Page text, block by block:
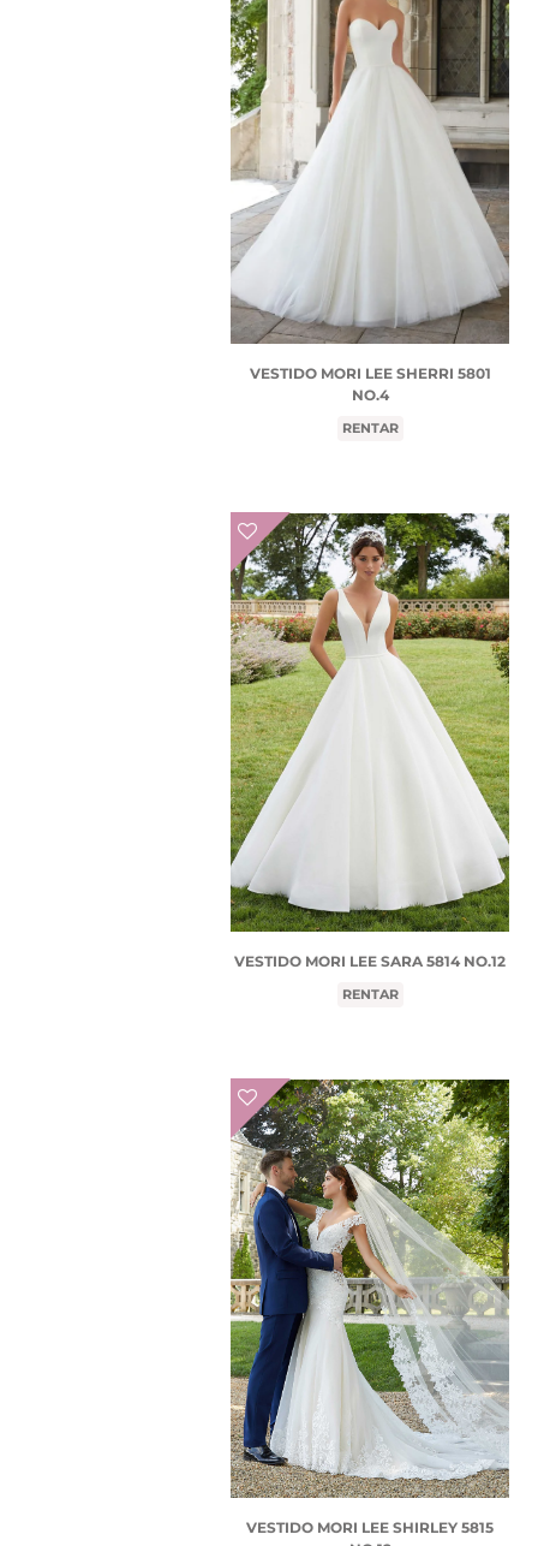
VESTIDO MORI LEE SHERRI 5801
NO.4
RENTAR
VESTIDO MORI LEE SARA 5814 NO.12
RENTAR
VESTIDO MORI LEE SHIRLEY 5815